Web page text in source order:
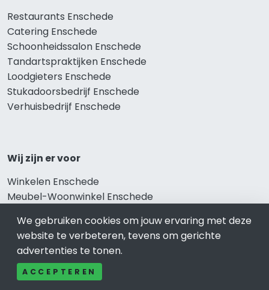
Restaurants Enschede
Catering Enschede
Schoonheidssalon Enschede
Tandartspraktijken Enschede
Loodgieters Enschede
Stukadoorsbedrijf Enschede
Verhuisbedrijf Enschede
Wij zijn er voor
Winkelen Enschede
Meubel-Woonwinkel Enschede
Camping Enschede
Overnachten Enschede
Vakantiehuis Enschede
Bungalowpark Enschede
We gebruiken cookies om jouw ervaring met deze
website te verbeteren, tevens om gerichte
advertenties te tonen.
ACCEPTEREN